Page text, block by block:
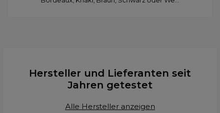
Hersteller und Lieferanten seit
Jahren getestet
Alle Hersteller anzeigen